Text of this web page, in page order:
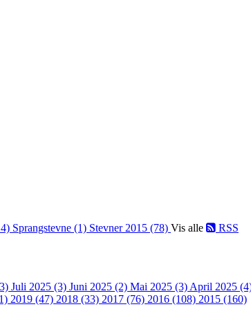
Sprangstevne (1) Stevner 2015 (78) Vis alle RSS
Juli 2025 (3) Juni 2025 (2) Mai 2025 (3) April 2025
2019 (47) 2018 (33) 2017 (76) 2016 (108) 2015 (160)